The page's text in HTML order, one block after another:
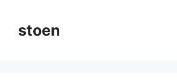
stoen